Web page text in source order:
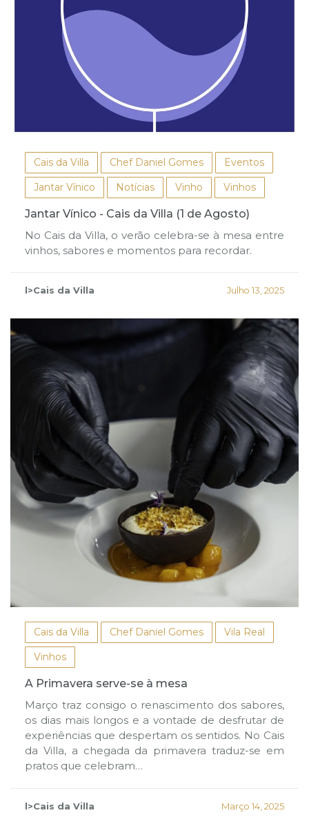
Cais da Villa Chef Daniel Gomes
Eventos
Jantar Vínico
Notícias Vinho Vinhos
Jantar Vínico - Cais da Villa (1 de Agosto)
No Cais da Villa, o verão celebra-se à mesa entre
vinhos, sabores e momentos para recordar.
l>Cais da Villa Julho 13, 2025
Cais da Villa Chef Daniel Gomes
Vila Real
Vinhos
A Primavera serve-se à mesa
Março traz consigo o renascimento dos sabores,
os dias mais longos e a vontade de desfrutar de
experiências que despertam os sentidos. No Cais
da Villa, a chegada da primavera traduz-se em
pratos que celebram…
l>Cais da Villa Março 14, 2025